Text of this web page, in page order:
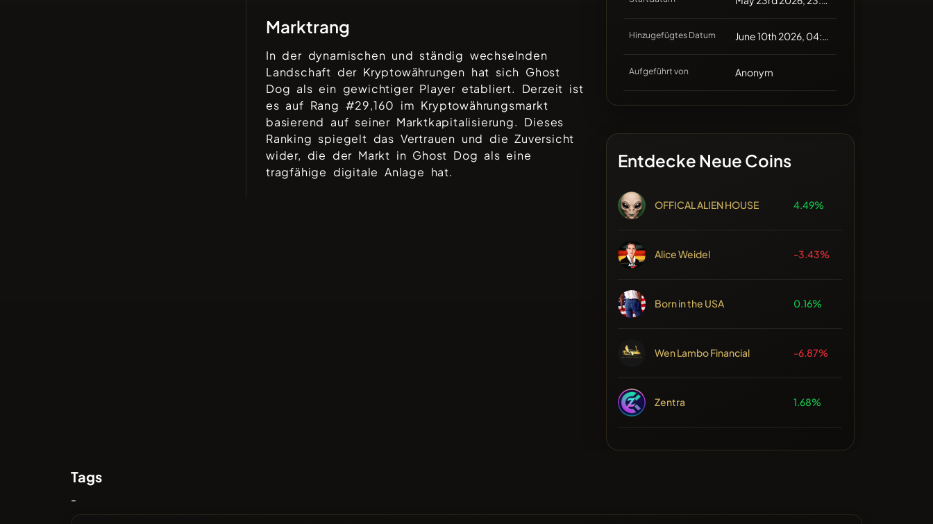
Marktrang
In der dynamischen und ständig wechselnden
Landschaft der Kryptowährungen hat sich Ghost
Dog als ein gewichtiger Player etabliert. Derzeit ist
es auf Rang #29,160 im Kryptowährungsmarkt
basierend auf seiner Marktkapitalisierung. Dieses
Ranking spiegelt das Vertrauen und die Zuversicht
wider, die der Markt in Ghost Dog als eine
tragfähige digitale Anlage hat.
Hinzugefügtes Datum
Aufgeführt von Anonym
Entdecke Neue Coins
OFFICAL ALIEN HOUSE 4.49%
Alice Weidel -3.43%
Born in the USA 0.16%
Wen Lambo Financial -6.87%
Zentra 1.68%
Tags
-